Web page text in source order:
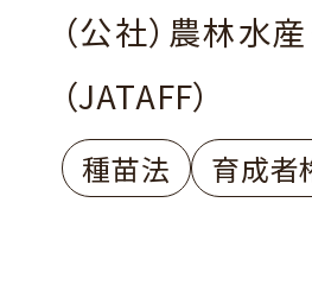
（公社）農林水
（JATAFF）
種苗法 育成者